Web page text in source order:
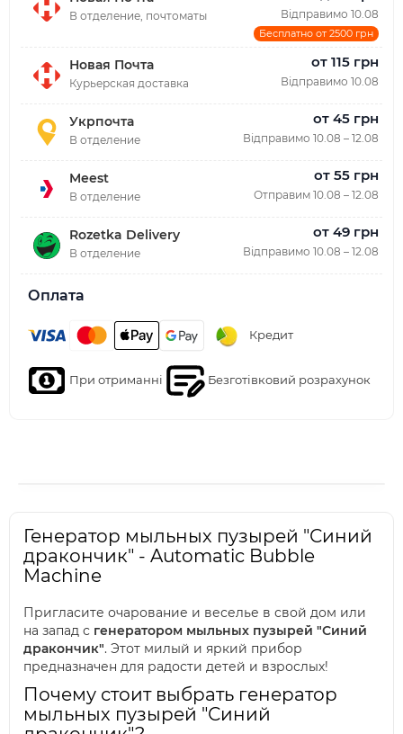
В отделение, почтоматы Відправимо 10.08
Бесплатно от 2500 грн
Новая Почта
Курьерская доставка
от 115 грн
Відправимо 10.08
Укрпочта
В отделение
от 45 грн
Відправимо 10.08 – 12.08
Meest
В отделение
от 55 грн
Отправим 10.08 – 12.08
Rozetka Delivery
В отделение
от 49 грн
Відправимо 10.08 – 12.08
Оплата
Кредит
При отриманні Безготівковий розрахунок
Генератор мыльных пузырей "Синий
дракончик" - Automatic Bubble
Machine
Пригласите очарование и веселье в свой дом или
на запад с генератором мыльных пузырей "Синий
дракончик". Этот милый и яркий прибор
предназначен для радости детей и взрослых!
Почему стоит выбрать генератор
мыльных пузырей "Синий